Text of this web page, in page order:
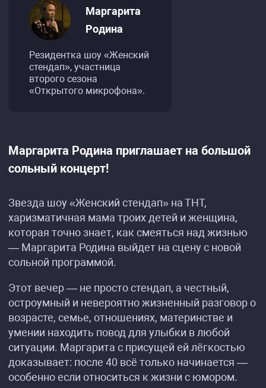
Маргарита
Родина
Резидентка шоу «Женский
стендап», участница
второго сезона
«Открытого микрофона».
Маргарита Родина приглашает на большой
сольный концерт!
Звезда шоу «Женский стендап» на ТНТ,
харизматичная мама троих детей и женщина,
которая точно знает, как смеяться над жизнью
— Маргарита Родина выйдет на сцену с новой
сольной программой.
Этот вечер — не просто стендап, а честный,
остроумный и невероятно жизненный разговор о
возрасте, семье, отношениях, материнстве и
умении находить повод для улыбки в любой
ситуации. Маргарита с присущей ей лёгкостью
доказывает: после 40 всё только начинается —
особенно если относиться к жизни с юмором.